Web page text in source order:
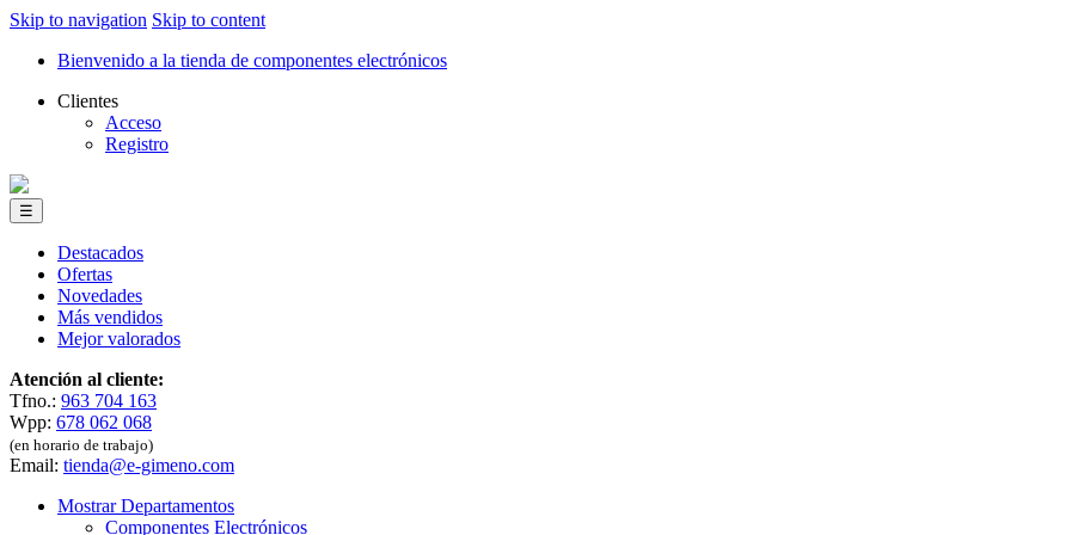
Skip to navigation Skip to content
Bienvenido a la tienda de componentes electrónicos
Clientes
Acceso
Registro
☰
Destacados
Ofertas
Novedades
Más vendidos
Mejor valorados
Atención al cliente:
Tfno.: 963 704 163
Wpp: 678 062 068
(en horario de trabajo)
Email: tienda@e-gimeno.com
Mostrar Departamentos
Componentes Electrónicos